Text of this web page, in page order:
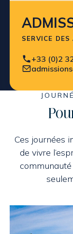
SERVICE
+33 (0)2
Ces journées
de vivre